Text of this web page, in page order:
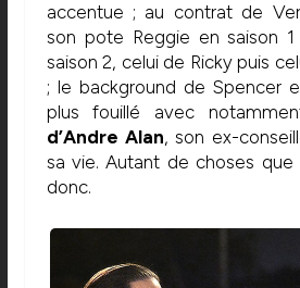
accentue ; au contrat de
son pote Reggie en saison
saison 2, celui de Ricky puis
; le background de Spencer
plus fouillé avec
d’Andre Alan, son ex-
sa vie. Autant de choses que
donc.